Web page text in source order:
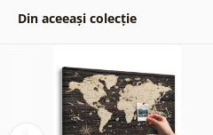
Din aceeași colecție